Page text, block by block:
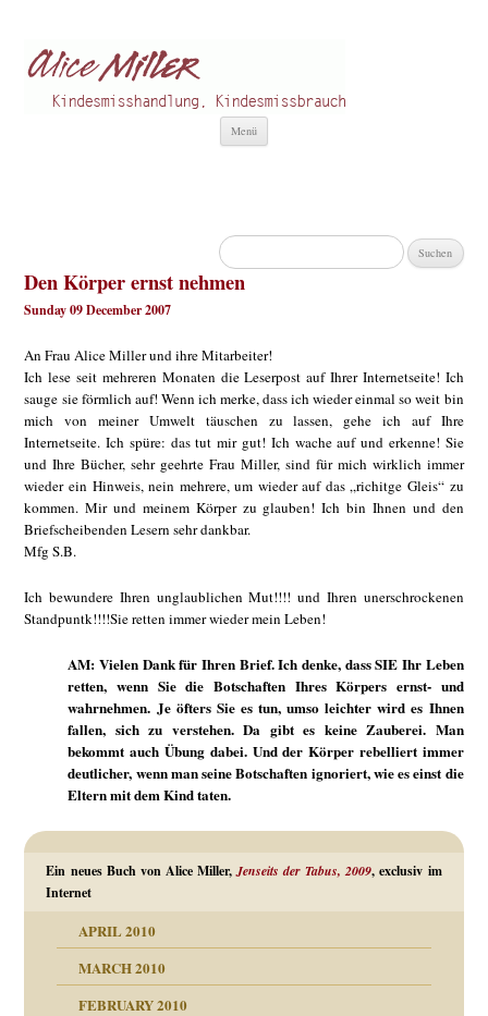
Menü
Suchen
nach:
Den Körper ernst nehmen
Sunday 09 December 2007
An Frau Alice Miller und ihre Mitarbeiter!
Ich lese seit mehreren Monaten die Leserpost auf Ihrer Internetseite! Ich
sauge sie förmlich auf! Wenn ich merke, dass ich wieder einmal so weit bin
mich von meiner Umwelt täuschen zu lassen, gehe ich auf Ihre
Internetseite. Ich spüre: das tut mir gut! Ich wache auf und erkenne! Sie
und Ihre Bücher, sehr geehrte Frau Miller, sind für mich wirklich immer
wieder ein Hinweis, nein mehrere, um wieder auf das „richitge Gleis“ zu
kommen. Mir und meinem Körper zu glauben! Ich bin Ihnen und den
Briefscheibenden Lesern sehr dankbar.
Mfg S.B.
Ich bewundere Ihren unglaublichen Mut!!!! und Ihren unerschrockenen
Standpuntk!!!!Sie retten immer wieder mein Leben!
AM: Vielen Dank für Ihren Brief. Ich denke, dass SIE Ihr Leben
retten, wenn Sie die Botschaften Ihres Körpers ernst- und
wahrnehmen. Je öfters Sie es tun, umso leichter wird es Ihnen
fallen, sich zu verstehen. Da gibt es keine Zauberei. Man
bekommt auch Übung dabei. Und der Körper rebelliert immer
deutlicher, wenn man seine Botschaften ignoriert, wie es einst die
Eltern mit dem Kind taten.
Ein neues Buch von Alice Miller,Jenseits der Tabus, 2009, exclusiv im
Internet
APRIL 2010
MARCH 2010
FEBRUARY 2010